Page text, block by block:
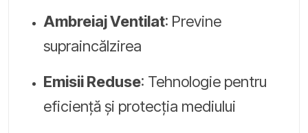
Ambreiaj Ventilat: Previne
supraincălzirea
Emisii Reduse: Tehnologie pentru
eficiență și protecția mediului